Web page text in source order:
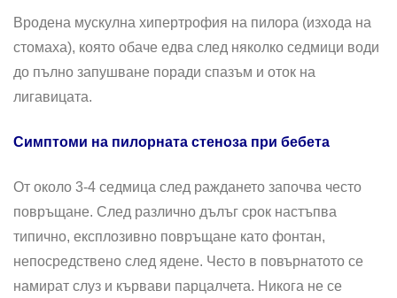
Вродена мускулна хипертрофия на пилора (изхода на
стомаха), която обаче едва след няколко седмици води
до пълно запушване поради спазъм и оток на
лигавицата.
Симптоми на пилорната стеноза при бебета
От около 3-4 седмица след раждането започва често
повръщане. След различно дълъг срок настъпва
типично, експлозивно повръща­не като фонтан,
непосредствено след ядене. Често в повърна­тото се
намират слуз и кървави парцалчета. Никога не се